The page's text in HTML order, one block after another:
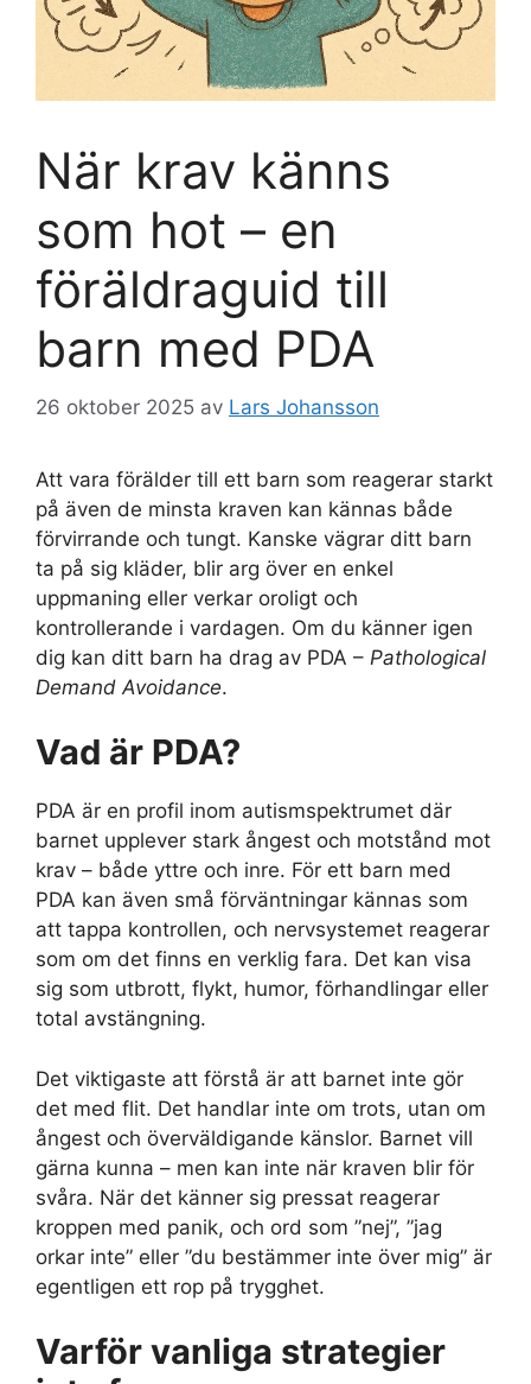
När krav känns
som hot – en
föräldraguid till
barn med PDA
26 oktober 2025 av Lars Johansson
Att vara förälder till ett barn som reagerar starkt
på även de minsta kraven kan kännas både
förvirrande och tungt. Kanske vägrar ditt barn
ta på sig kläder, blir arg över en enkel
uppmaning eller verkar oroligt och
kontrollerande i vardagen. Om du känner igen
dig kan ditt barn ha drag av PDA – Pathological
Demand Avoidance.
Vad är PDA?
PDA är en profil inom autismspektrumet där
barnet upplever stark ångest och motstånd mot
krav – både yttre och inre. För ett barn med
PDA kan även små förväntningar kännas som
att tappa kontrollen, och nervsystemet reagerar
som om det finns en verklig fara. Det kan visa
sig som utbrott, flykt, humor, förhandlingar eller
total avstängning.
Det viktigaste att förstå är att barnet inte gör
det med flit. Det handlar inte om trots, utan om
ångest och överväldigande känslor. Barnet vill
gärna kunna – men kan inte när kraven blir för
svåra. När det känner sig pressat reagerar
kroppen med panik, och ord som ”nej”, ”jag
orkar inte” eller ”du bestämmer inte över mig” är
egentligen ett rop på trygghet.
Varför vanliga strategier